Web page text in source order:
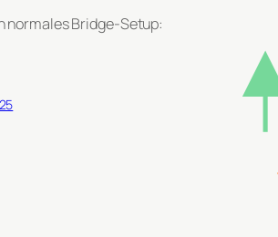
normales Bridge-Setup: